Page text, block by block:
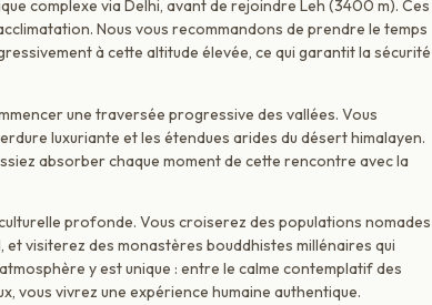
complexe via Delhi, avant de rejoindre Leh (3400 m). Ces
Nous vous recommandons de prendre le temps
à cette altitude élevée, ce qui garantit la sécurité
une traversée progressive des vallées. Vous
luxuriante et les étendues arides du désert himalayen.
absorber chaque moment de cette rencontre avec la
profonde. Vous croiserez des populations nomades
et visiterez des monastères bouddhistes millénaires qui
y est unique : entre le calme contemplatif des
vous vivrez une expérience humaine authentique.